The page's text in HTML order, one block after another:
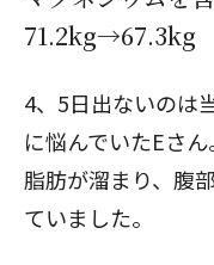
71.2kg→67.3kg
4、5日出ないのは
に悩んでいたEさ
脂肪が溜まり、腹
ていました。